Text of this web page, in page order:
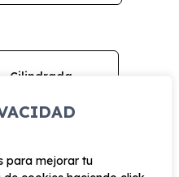
para mejorar tu
Cilindrada
Delantera